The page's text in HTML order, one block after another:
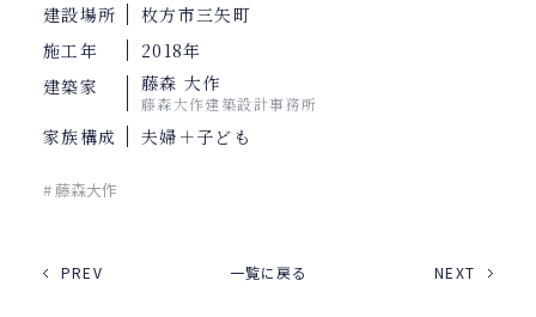
建設場所
枚方市三矢町
施工年
2018年
建築家
藤森 大作
藤森大作建築設計事務所
家族構成 夫婦＋子ども
# 藤森大作
PREV 一覧に戻る NEXT